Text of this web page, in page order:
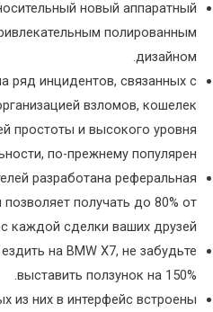
новый аппаратный
полированным
дизайном.
ряд инцидентов, связанных с
взломов, кошелек,
простоты и высокого уровня
по-прежнему популярен.
разработана реферальная
получать до 80% от
каждой сделки ваших друзей.
на BMW X7, не забудьте
выставить ползунок на 150%.
из них в интерфейс встроены